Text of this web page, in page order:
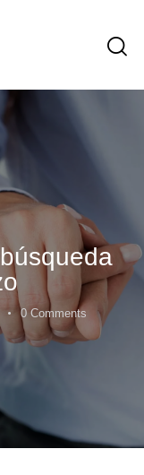
0 Comments